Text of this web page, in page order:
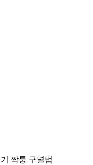
짝퉁 구별법